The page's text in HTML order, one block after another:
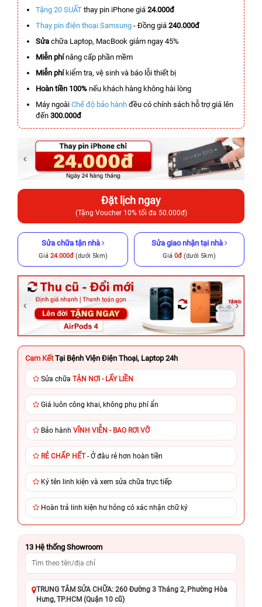
Tặng 20 SUẤT thay pin iPhone giá 24.000đ
Thay pin điện thoại Samsung - Đồng giá 240.000đ
Sửa chữa Laptop, MacBook giảm ngay 45%
Miễn phínâng cấp phần mềm
Miễn phíkiểm tra, vệ sinh và báo lỗi thiết bị
Hoàn tiền 100% nếu khách hàng không hài lòng
Máy ngoài Chế độ bảo hành đều có chính sách hỗ trợ giá lên
đến 300.000đ
Đặt lịch ngay
(Tặng Voucher 10% tối đa 50.000đ)
Sửa chữa tận nhà
Giá 24.000đ(dưới 5km)
Sửa giao nhận tại nhà
Giá 0đ (dưới 5km)
Cam Kết Tại Bệnh Viện Điện Thoại, Laptop 24h
Sửa chữa TẬN NƠI - LẤY LIỀN
Giá luôn công khai, không phụ phí ẩn
Bảo hành VĨNH VIỄN - BAO RƠI VỠ
RẺ CHẤP HẾT- Ở đâu rẻ hơn hoàn tiền
Ký tên linh kiện và xem sửa chữa trực tiếp
Hoàn trả linh kiện hư hỏng có xác nhận chữ ký
13 Hệ thống Showroom
TRUNG TÂM SỬA CHỮA: 260 Đường 3 Tháng 2, Phường Hòa
Hưng, TP.HCM (Quận 10 cũ)